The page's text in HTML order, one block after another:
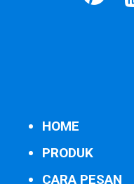
HOME
PRODUK
CARA PESAN